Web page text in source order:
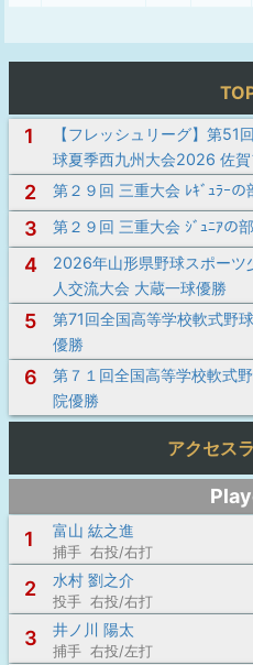
1
【フレッシュリーグ】第51
球夏季西九州大会2026 佐
2 第２９回 三重大会 ﾚｷﾞｭﾗｰの
3 第２９回 三重大会 ｼﾞｭﾆｱの
4
2026年山形県野球スポーツ
人交流大会 大蔵一球優勝
5
第71回全国高等学校軟式野
優勝
6
第７１回全国高等学校軟式
院優勝
アクセス
1
富山 紘之進
捕手 右投/右打
2 水村 劉之介
投手 右投/右打
3 井ノ川 陽太
捕手 右投/左打